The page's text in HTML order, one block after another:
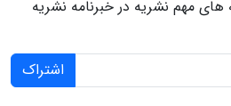
های مهم نشریه در خبرنامه نشریه
اشتراک